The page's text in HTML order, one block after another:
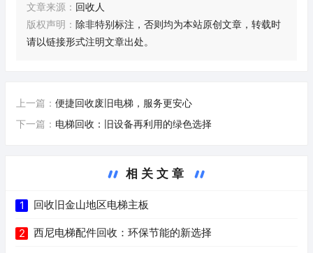
文章来源： 回收人
版权声明： 除非特别标注，否则均为本站原创文章，转载时
请以链接形式注明文章出处。
上一篇： 便捷回收废旧电梯，服务更安心
下一篇： 电梯回收：旧设备再利用的绿色选择
相关文章
1 回收旧金山地区电梯主板
2 西尼电梯配件回收：环保节能的新选择